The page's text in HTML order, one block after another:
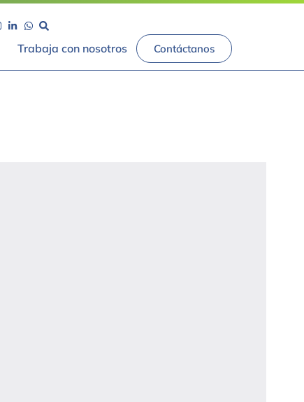
Trabaja con nosotros Contáctanos